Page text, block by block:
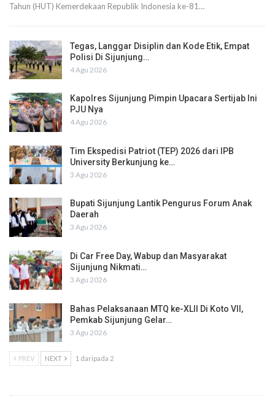
Tahun (HUT) Kemerdekaan Republik Indonesia ke-81…
Tegas, Langgar Disiplin dan Kode Etik, Empat
Polisi Di Sijunjung…
4 Agu 2026
Kapolres Sijunjung Pimpin Upacara Sertijab Ini
PJU Nya
4 Agu 2026
Tim Ekspedisi Patriot (TEP) 2026 dari IPB
University Berkunjung ke…
3 Agu 2026
Bupati Sijunjung Lantik Pengurus Forum Anak
Daerah
3 Agu 2026
Di Car Free Day, Wabup dan Masyarakat
Sijunjung Nikmati…
3 Agu 2026
Bahas Pelaksanaan MTQ ke-XLII Di Koto VII,
Pemkab Sijunjung Gelar…
3 Agu 2026
PREV NEXT 1 daripada 2